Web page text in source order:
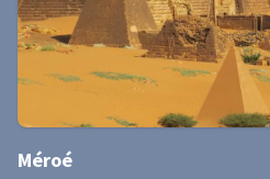
Méroé